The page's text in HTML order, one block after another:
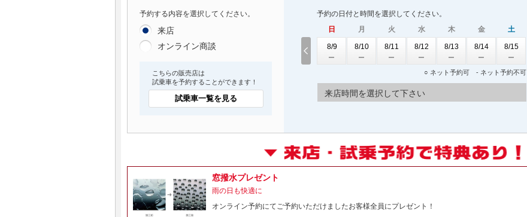
予約する内容を選択してください。
来店
オンライン商談
こちらの販売店は
試乗車を予約することができます！
試乗車一覧を見る
予約の日付と時間を選択してください。
日
8/9
月
8/10
火
8/11
水
8/12
木
8/13
金
8/14
土
8/15
○ ネット予約可 - ネット予約不可
来店時間を選択して下さい
窓撥水プレゼント
雨の日も快適に
オンライン予約にてご予約いただけましたお客様全員にプレゼント！